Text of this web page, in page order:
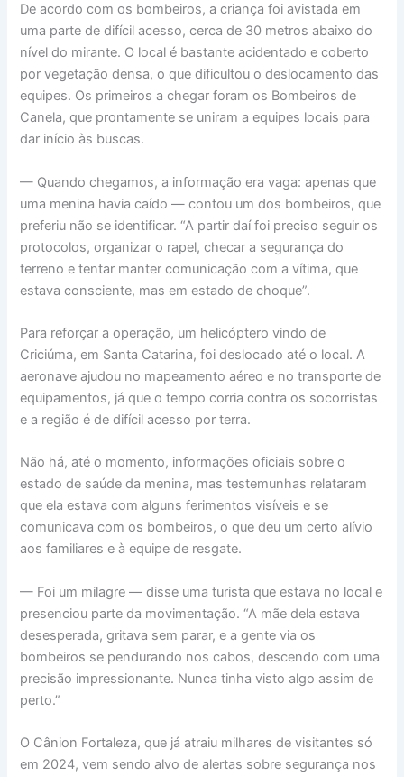
De acordo com os bombeiros, a criança foi avistada em
uma parte de difícil acesso, cerca de 30 metros abaixo do
nível do mirante. O local é bastante acidentado e coberto
por vegetação densa, o que dificultou o deslocamento das
equipes. Os primeiros a chegar foram os Bombeiros de
Canela, que prontamente se uniram a equipes locais para
dar início às buscas.
— Quando chegamos, a informação era vaga: apenas que
uma menina havia caído — contou um dos bombeiros, que
preferiu não se identificar. “A partir daí foi preciso seguir os
protocolos, organizar o rapel, checar a segurança do
terreno e tentar manter comunicação com a vítima, que
estava consciente, mas em estado de choque”.
Para reforçar a operação, um helicóptero vindo de
Criciúma, em Santa Catarina, foi deslocado até o local. A
aeronave ajudou no mapeamento aéreo e no transporte de
equipamentos, já que o tempo corria contra os socorristas
e a região é de difícil acesso por terra.
Não há, até o momento, informações oficiais sobre o
estado de saúde da menina, mas testemunhas relataram
que ela estava com alguns ferimentos visíveis e se
comunicava com os bombeiros, o que deu um certo alívio
aos familiares e à equipe de resgate.
— Foi um milagre — disse uma turista que estava no local e
presenciou parte da movimentação. “A mãe dela estava
desesperada, gritava sem parar, e a gente via os
bombeiros se pendurando nos cabos, descendo com uma
precisão impressionante. Nunca tinha visto algo assim de
perto.”
O Cânion Fortaleza, que já atraiu milhares de visitantes só
em 2024, vem sendo alvo de alertas sobre segurança nos